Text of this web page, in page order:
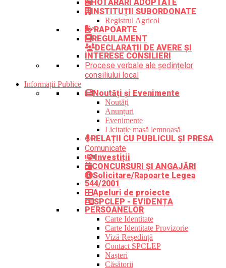
HOTĂRÂRI ADOPTATE
INSTITUȚII SUBORDONATE
Registrul Agricol
RAPOARTE
REGULAMENT
DECLARAȚII DE AVERE ȘI
INTERESE CONSILIERI
Procese verbale ale ședințelor
consiliului local
Informații Publice
Noutăți și Evenimente
Noutăți
Anunțuri
Evenimente
Licitație masă lemnoasă
RELAȚII CU PUBLICUL ȘI PRESA
Comunicate
Investiții
CONCURSURI ȘI ANGAJĂRI
Solicitare/Rapoarte Legea
544/2001
Apeluri de proiecte
SPCLEP - EVIDENȚA
PERSOANELOR
Carte Identitate
Carte Identitate Provizorie
Viză Reședință
Contact SPCLEP
Nașteri
Căsătorii